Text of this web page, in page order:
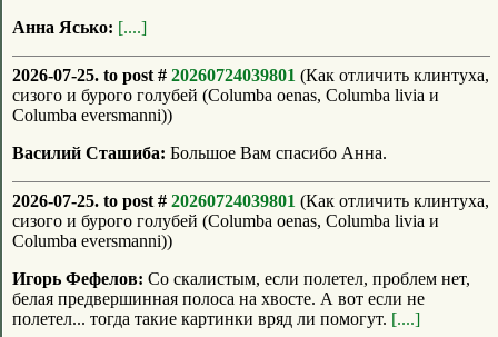
Анна Ясько: [....]
2026-07-25. to post # 20260724039801 (Как отличить клинтуха,
сизого и бурого голубей (Columba oenas, Columba livia и
Columba eversmanni))
Василий Сташиба: Большое Вам спасибо Анна.
2026-07-25. to post # 20260724039801 (Как отличить клинтуха,
сизого и бурого голубей (Columba oenas, Columba livia и
Columba eversmanni))
Игорь Фефелов: Со скалистым, если полетел, проблем нет,
белая предвершинная полоса на хвосте. А вот если не
полетел... тогда такие картинки вряд ли помогут. [....]